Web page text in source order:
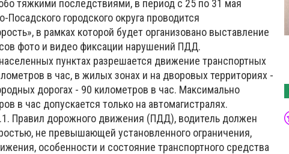
тяжкими последствиями, в период с 25 по 31 мая
Посадского городского округа проводится
в рамках которой будет организовано выставление
фото и видео фиксации нарушений ПДД.
пунктах разрешается движение транспортных
в час, в жилых зонах и на дворовых территориях -
дорогах - 90 километров в час. Максимально
в час допускается только на автомагистралях.
Правил дорожного движения (ПДД), водитель должен
не превышающей установленного ограничения,
особенности и состояние транспортного средства